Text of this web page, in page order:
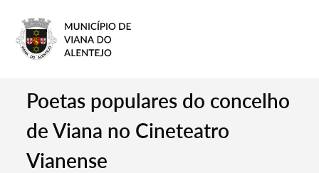
Poetas populares do concelho
de Viana no Cineteatro
Vianense